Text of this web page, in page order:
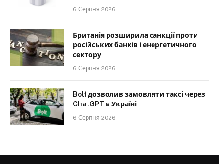
6 Серпня 2026
Британія розширила санкції проти
російських банків і енергетичного
сектору
6 Серпня 2026
Bolt дозволив замовляти таксі через
ChatGPT в Україні
6 Серпня 2026